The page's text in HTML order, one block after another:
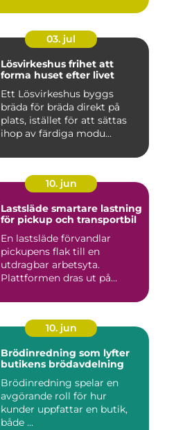
03. jul
Lösvirkeshus frihet att
forma huset efter livet
Ett Lösvirkeshus byggs
bräda för bräda direkt på
plats, istället för att sättas
ihop av färdiga modu...
10. jun
Lastsläde smartare lastning
för pickup och transportbil
En lastsläde förvandlar
pickupens flak till en
utdragbar arbetsyta.
Plattformen dras ut på
10. jun
Brödinredning som lyfter
butikens brödavdelning
Brödinredning spelar en
avgörande roll för hur
kunder uppfattar en butik,
både ...